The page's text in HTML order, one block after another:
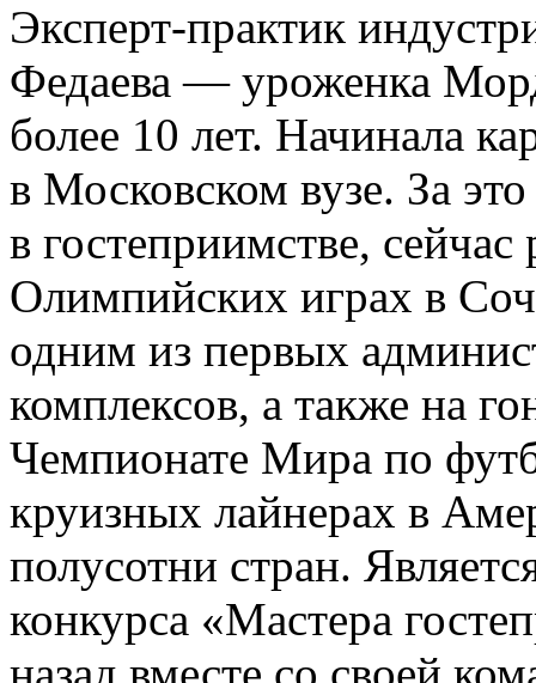
Эксперт-практик
Федаева — уроженка
более 10 лет. Начинала
в Московском вузе. За
в гостеприимстве,
Олимпийских играх в
одним из первых
комплексов, а также на
Чемпионате Мира по
круизных лайнерах в
полусотни стран.
конкурса «Мастера